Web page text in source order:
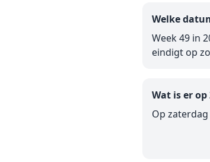
Welke
Week 49 in
eindigt op
Wat is er op
Op